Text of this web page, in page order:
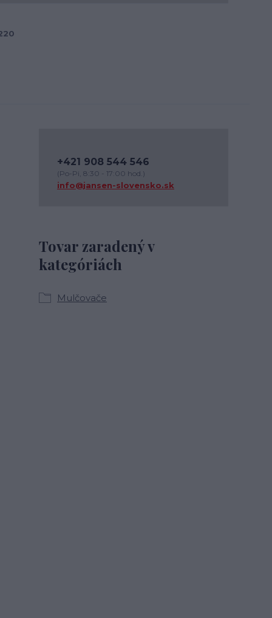
Tovar zaradený v
kategóriách
Mulčovače
+421 908 544 546
(Po-Pi, 8:30 - 17:00 hod.)
info@jansen-slovensko.sk